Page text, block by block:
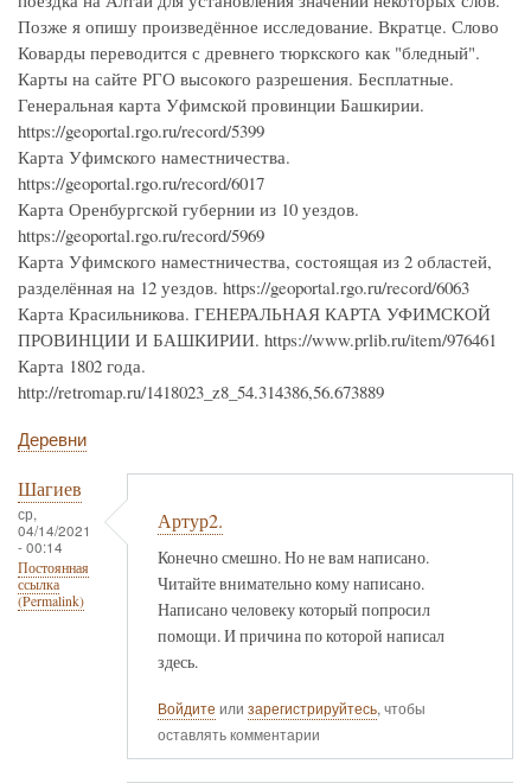
Позже я опишу произведённое исследование. Вкратце. Слово
Коварды переводится с древнего тюркского как "бледный".
Карты на сайте РГО высокого разрешения. Бесплатные.
Генеральная карта Уфимской провинции Башкирии.
https://geoportal.rgo.ru/record/5399
Карта Уфимского наместничества.
https://geoportal.rgo.ru/record/6017
Карта Оренбургской губернии из 10 уездов.
https://geoportal.rgo.ru/record/5969
Карта Уфимского наместничества, состоящая из 2 областей,
разделённая на 12 уездов. https://geoportal.rgo.ru/record/6063
Карта Красильникова. ГЕНЕРАЛЬНАЯ КАРТА УФИМСКОЙ
ПРОВИНЦИИ И БАШКИРИИ. https://www.prlib.ru/item/976461
Карта 1802 года.
http://retromap.ru/1418023_z8_54.314386,56.673889
Деревни
Шагиев
ср,
04/14/2021
- 00:14
Постоянная
ссылка
(Permalink)
Артур2.
Конечно смешно. Но не вам написано.
Читайте внимательно кому написано.
Написано человеку который попросил
помощи. И причина по которой написал
здесь.
Войдите или зарегистрируйтесь, чтобы
оставлять комментарии